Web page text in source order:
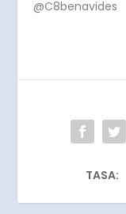
@C8benavides
TASA: